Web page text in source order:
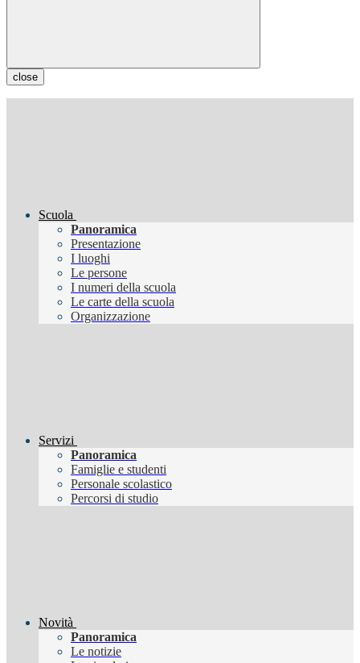
close
Scuola
Panoramica
Presentazione
I luoghi
Le persone
I numeri della scuola
Le carte della scuola
Organizzazione
Servizi
Panoramica
Famiglie e studenti
Personale scolastico
Percorsi di studio
Novità
Panoramica
Le notizie